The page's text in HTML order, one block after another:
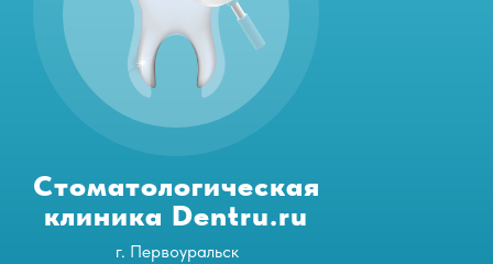
Стоматологическая
клиника Dentru.ru
г. Первоуральск